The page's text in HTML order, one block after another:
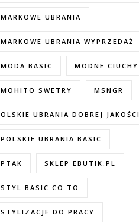
MARKOWE UBRANIA
MARKOWE UBRANIA WYPRZEDAŻ
MODA BASIC MODNE CIUCHY
MOHITO SWETRY MSNGR
OLSKIE UBRANIA DOBREJ JAKOŚCI
POLSKIE UBRANIA BASIC
PTAK SKLEP EBUTIK.PL
STYL BASIC CO TO
STYLIZACJE DO PRACY